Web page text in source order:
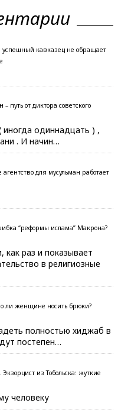
успешный кавказец не обращает
– путь от диктора советского
иногда одиннадцать ) ,
. И начин…
агентство для мусульман работает
“реформы ислама” Макрона?
как раз и показывает
в религиозные
ли женщине носить брюки?
полностью хиджаб в
постепен…
Экзорцист из Тобольска: жуткие
человеку